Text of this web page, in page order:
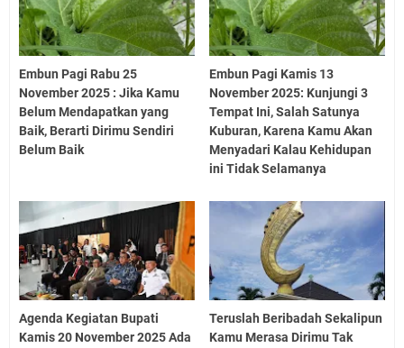
Embun Pagi Rabu 25
November 2025 : Jika Kamu
Belum Mendapatkan yang
Baik, Berarti Dirimu Sendiri
Belum Baik
Embun Pagi Kamis 13
November 2025: Kunjungi 3
Tempat Ini, Salah Satunya
Kuburan, Karena Kamu Akan
Menyadari Kalau Kehidupan
ini Tidak Selamanya
Agenda Kegiatan Bupati
Kamis 20 November 2025 Ada
Teruslah Beribadah Sekalipun
Kamu Merasa Dirimu Tak